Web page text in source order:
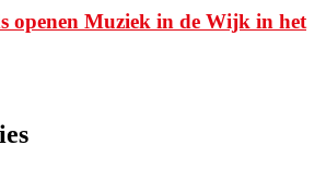
openen Muziek in de Wijk in het